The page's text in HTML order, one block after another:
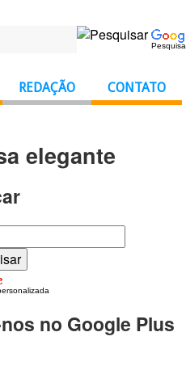
Pesquisa
REDAÇÃO CONTATO
elegante
no Google Plus